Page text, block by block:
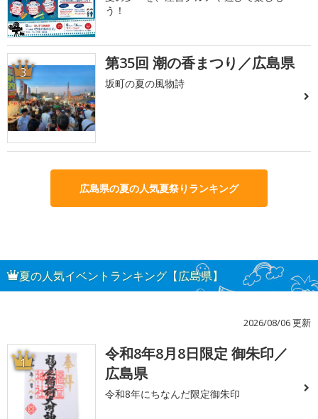
う！
3 第35回 潮の香まつり／広島県
坂町の夏の風物詩
広島県の夏の人気夏祭りランキング
夏の人気イベントランキング【広島県】
2026/08/06 更新
1
令和8年8月8日限定 御朱印／
広島県
令和8年にちなんだ限定御朱印